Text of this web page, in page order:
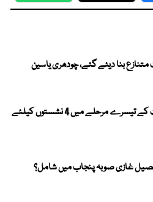
متنازع بنا دیئے گئے، چودھری یاسین
آزاد کشمیر انتخابات کے تیسرے مرحلے میں 4 نشستوں کیلئے
غازی صوبہ پنجاب میں شامل؟